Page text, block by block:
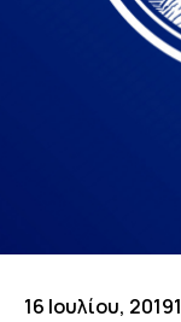
16 Ιουλίου, 2019